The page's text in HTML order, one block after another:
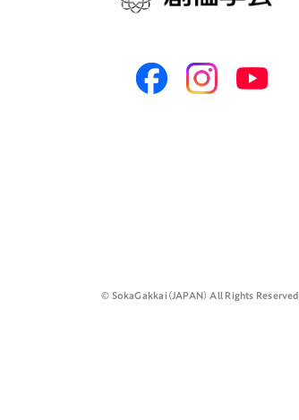
©️ SokaGakkai（JAPAN） All Rights Reserved.